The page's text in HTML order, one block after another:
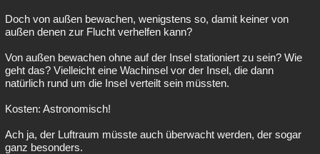
Doch von außen bewachen, wenigstens so, damit keiner von
außen denen zur Flucht verhelfen kann?
Von außen bewachen ohne auf der Insel stationiert zu sein? Wie
geht das? Vielleicht eine Wachinsel vor der Insel, die dann
natürlich rund um die Insel verteilt sein müssten.
Kosten: Astronomisch!
Ach ja, der Luftraum müsste auch überwacht werden, der sogar
ganz besonders.